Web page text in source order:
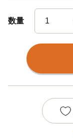
数量